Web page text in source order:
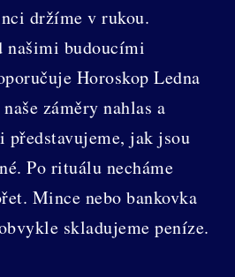
držíme v rukou.
našimi budoucími
Horoskop Ledna
záměry nahlas a
představujeme, jak jsou
Po rituálu necháme
Mince nebo bankovka
skladujeme peníze.